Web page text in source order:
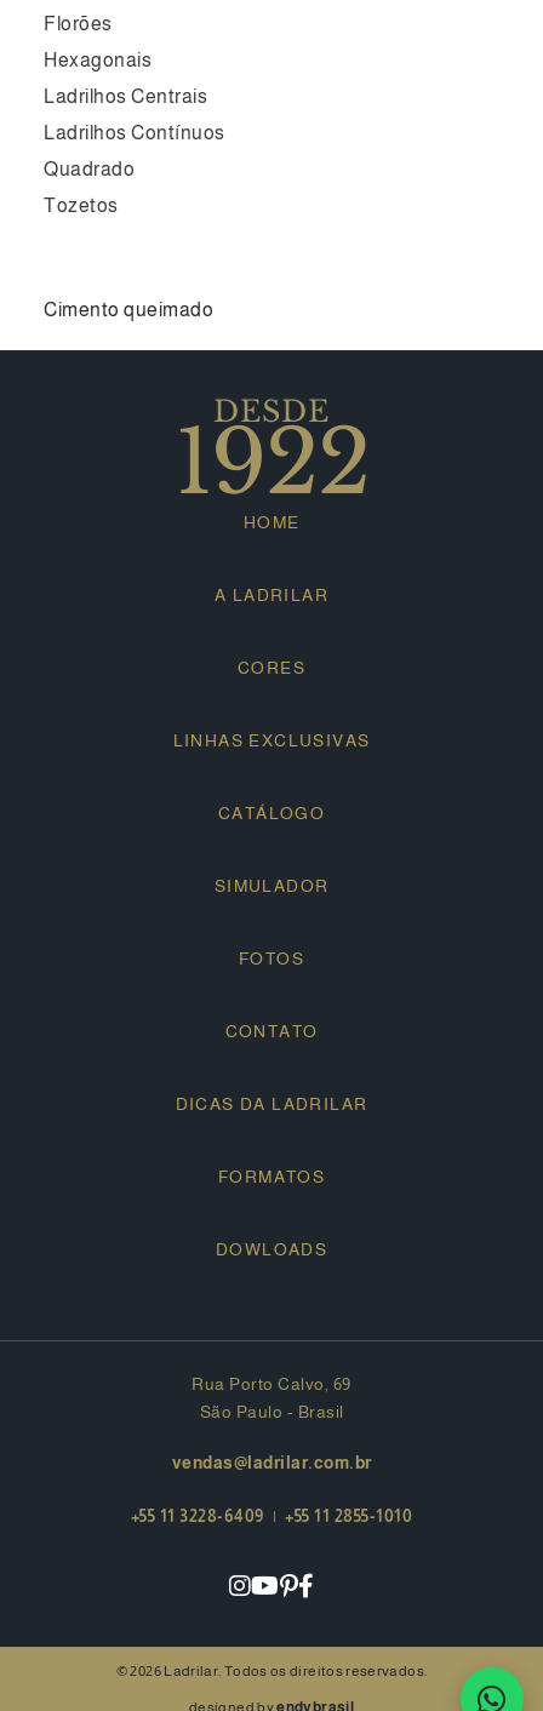
Florões
Hexagonais
Ladrilhos Centrais
Ladrilhos Contínuos
Quadrado
Tozetos
Cimento queimado
DESDE
1922
HOME
A LADRILAR
CORES
LINHAS EXCLUSIVAS
CATÁLOGO
SIMULADOR
FOTOS
CONTATO
DICAS DA LADRILAR
FORMATOS
DOWLOADS
Rua Porto Calvo, 69
São Paulo - Brasil
vendas@ladrilar.com.br
+55 11 3228-6409 | +55 11 2855-1010
© 2026 Ladrilar. Todos os direitos reservados.